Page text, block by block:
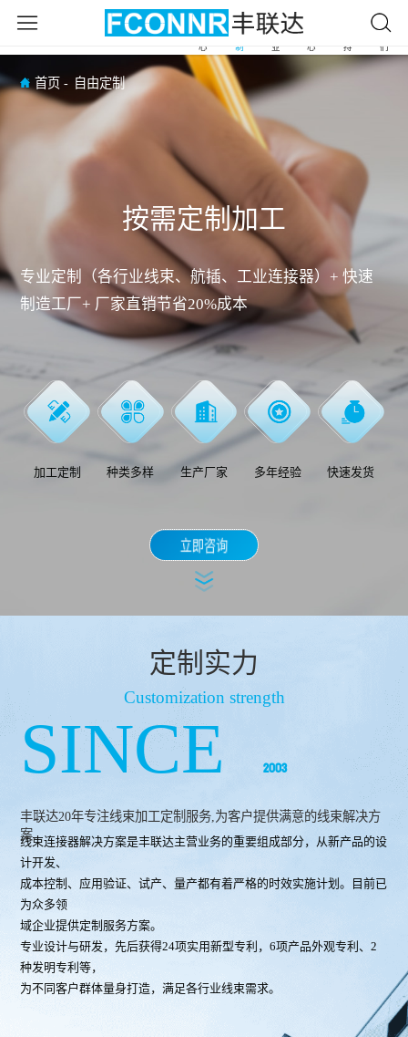
首
页
产
品
中
心
由
定
制
用
行
业
心
持
于
我
们
首页 自由定制
按需定制加工
专业定制（各行业线束、航插、工业连接器）+ 快速
制造工厂+ 厂家直销节省20%成本
加工定制 种类多样 生产厂家 多年经验 快速发货
立即咨询
定制实力
Customization strength
SINCE 2003
丰联达20年专注线束加工定制服务,为客户提供满意的线束解决方
案.
线束连接器解决方案是丰联达主营业务的重要组成部分，从新产品的设
计开发、
成本控制、应用验证、试产、量产都有着严格的时效实施计划。目前已
为众多领
域企业提供定制服务方案。
专业设计与研发，先后获得24项实用新型专利，6项产品外观专利、2
种发明专利等，
为不同客户群体量身打造，满足各行业线束需求。